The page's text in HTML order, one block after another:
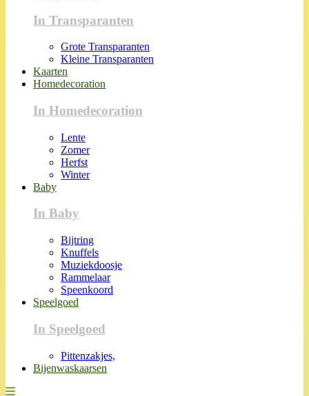
In Transparanten
Grote Transparanten
Kleine Transparanten
Kaarten
Homedecoration
In Homedecoration
Lente
Zomer
Herfst
Winter
Baby
In Baby
Bijtring
Knuffels
Muziekdoosje
Rammelaar
Speenkoord
Speelgoed
In Speelgoed
Pittenzakjes,
Bijenwaskaarsen